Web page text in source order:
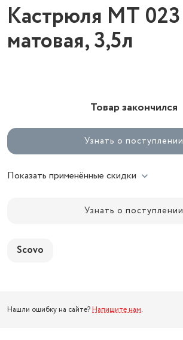
Кастрюля МТ 023
матовая, 3,5л
Товар закончился
Узнать о поступлении
Показать применённые скидки
Узнать о поступлении
Scovo
Нашли ошибку на сайте? Напишите нам.